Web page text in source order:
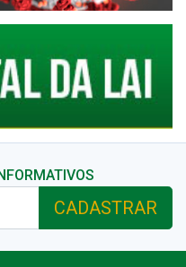
CADASTRAR